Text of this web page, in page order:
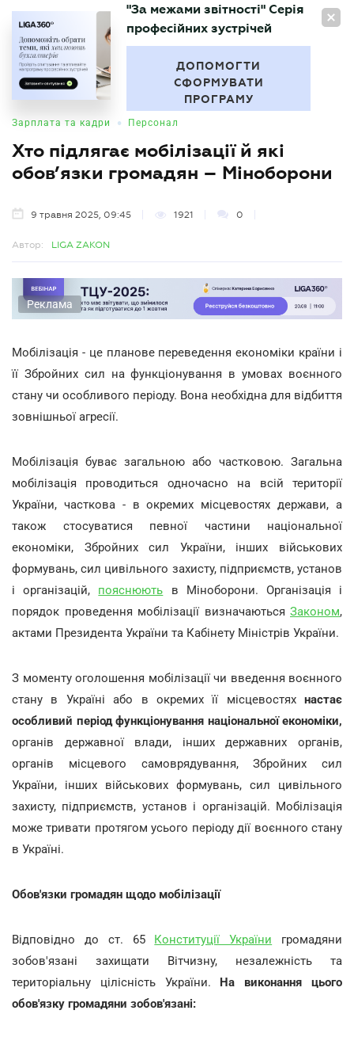
UA
БУХГАЛТЕР
"За межами звітності" Серія
професійних зустрічей
ДОПОМОГТИ
СФОРМУВАТИ
ПРОГРАМУ
Зарплата та кадри • Персонал
Хто підлягає мобілізації й які
обов’язки громадян – Міноборони
9 травня 2025, 09:45 1921 0
Автор: LIGA ZAKON
Реклама
Мобілізація - це планове переведення економіки країни і
її Збройних сил на функціонування в умовах воєнного
стану чи особливого періоду. Вона необхідна для відбиття
зовнішньої агресії.
Мобілізація буває загальною або частковою. Загальна
мобілізація проводиться одночасно на всій території
України, часткова - в окремих місцевостях держави, а
також стосуватися певної частини національної
економіки, Збройних сил України, інших військових
формувань, сил цивільного захисту, підприємств, установ
і організацій, пояснюють в Міноборони. Організація і
порядок проведення мобілізації визначаються Законом,
актами Президента України та Кабінету Міністрів України.
З моменту оголошення мобілізації чи введення воєнного
стану в Україні або в окремих її місцевостях настає
особливий період функціонування національної економіки,
органів державної влади, інших державних органів,
органів місцевого самоврядування, Збройних сил
України, інших військових формувань, сил цивільного
захисту, підприємств, установ і організацій. Мобілізація
може тривати протягом усього періоду дії воєнного стану
в Україні.
Обов'язки громадян щодо мобілізації
Відповідно до ст. 65 Конституції України громадяни
зобов'язані захищати Вітчизну, незалежність та
територіальну цілісність України. На виконання цього
обов'язку громадяни зобов'язані: